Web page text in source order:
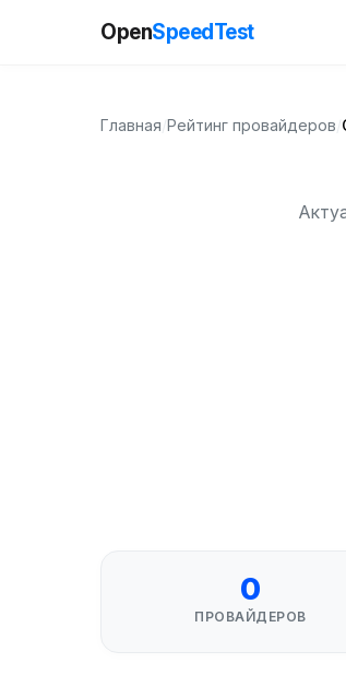
OpenSpeedTest
Главная Рейтинг провайдеров
0
ПРОВАЙДЕРОВ